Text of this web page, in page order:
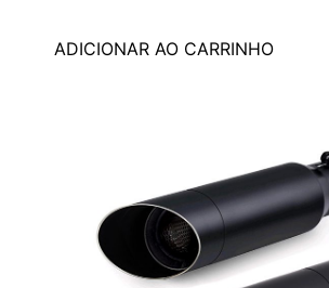
ADICIONAR AO CARRINHO